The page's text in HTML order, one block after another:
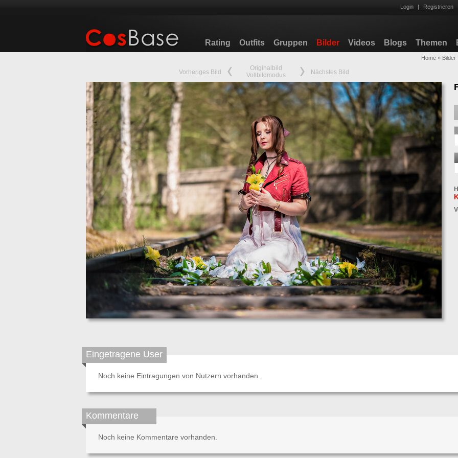
Login | Registrieren
Rating Outfits Gruppen Bilder Videos Blogs Themen
Home » Bilder
Vorheriges Bild
Originalbild
Vollbildmodus
Nächstes Bild
Eingetragene User
Noch keine Eintragungen von Nutzern vorhanden.
Kommentare
Noch keine Kommentare vorhanden.